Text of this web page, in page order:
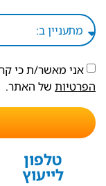
אני מאשר/ת כי
הפרטיות של האתר.
טלפון
לייעוץ